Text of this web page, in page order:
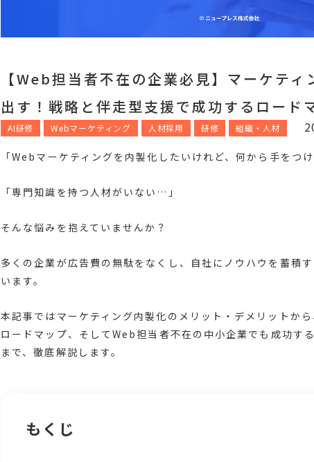
【Web担当者不在の企業必見】マーケティ
出す！戦略と伴走型支援で成功するロード
AI研修 Webマーケティング 人材採用 研修 組織・人材
「Webマーケティングを内製化したいけれど、何から手をつ
「専門知識を持つ人材がいない…」
そんな悩みを抱えていませんか？
多くの企業が広告費の無駄をなくし、自社にノウハウを蓄積
います。
本記事ではマーケティング内製化のメリット・デメリットか
ロードマップ、そしてWeb担当者不在の中小企業でも成功す
まで、徹底解説します。
もくじ